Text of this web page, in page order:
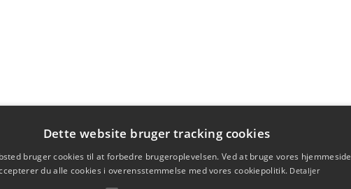
Dette website bruger tracking cookies
bruger cookies til at forbedre brugeroplevelsen. Ved at bruge vores hjemmeside
du alle cookies i overensstemmelse med vores cookiepolitik. Detaljer